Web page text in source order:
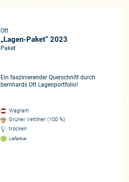
Ott
„Lagen-Paket“ 2023
Paket
Ein faszinierender Querschnitt durch
bernhards Ott Lagenportfolio!
Wagram
Grüner Veltliner (100 %)
trocken
Lieferbar